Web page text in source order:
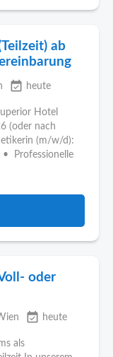
ab
event_available heute
Hotel
(oder nach
(m/w/d):
• Professionelle
oder
event_available heute
als